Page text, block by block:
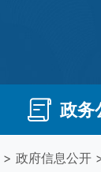
政务
> 政府信息公开